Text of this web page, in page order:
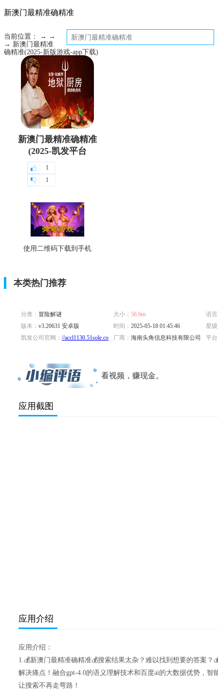
新澳门最精准确精准
当前位置： → →
→ 新澳门最精准
确精准(2025-新版游戏-app下载)
新澳门最精准确精准
(2025-凯发平台
1
1
使用二维码下载到手机
本类热门推荐
分类： 冒险解谜 大小： 56.6m
语
版本： v3.20631 安卓版 时间： 2025-05-18 01:45:46
星
凯发公司官网： //accl1130.51sole.com/and0518y.htm
厂商： 海南头角信息科技有限公司
平
看视频，赚现金。
应用截图
应用介绍
应用介绍：
1.💰新澳门最精准确精准💰搜索结果太杂？难以找到想要的答案？
解决痛点！融合gpt-4.0的语义理解技术和百度ai的大数据优势，
让搜索不再走弯路！